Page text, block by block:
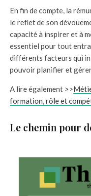
En fin de compte, la
le reflet de son
capacité à inspirer et à
essentiel pour tout
différents facteurs qui
pouvoir planifier et
A lire également >>
formation, rôle et
Le chemin pour